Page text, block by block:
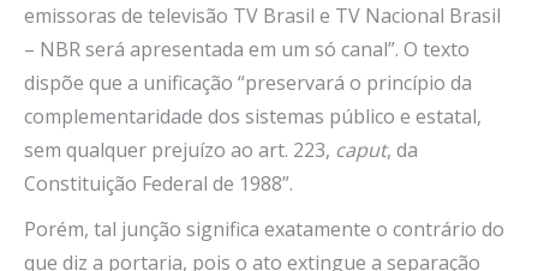
emissoras de televisão TV Brasil e TV Nacional Brasil
– NBR será apresentada em um só canal”. O texto
dispõe que a unificação “preservará o princípio da
complementaridade dos sistemas público e estatal,
sem qualquer prejuízo ao art. 223, caput, da
Constituição Federal de 1988”.
Porém, tal junção significa exatamente o contrário do
que diz a portaria, pois o ato extingue a separação